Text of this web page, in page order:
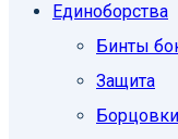
Единоборcтва
Бинты
Защита
Борцовки